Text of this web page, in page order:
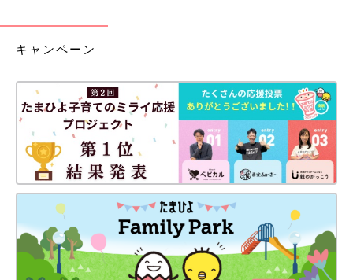
キャンペーン